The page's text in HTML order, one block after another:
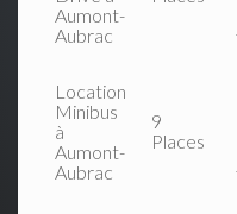
Aumont-
Aubrac
Location
Minibus
à
Aumont-
Aubrac
9
Places